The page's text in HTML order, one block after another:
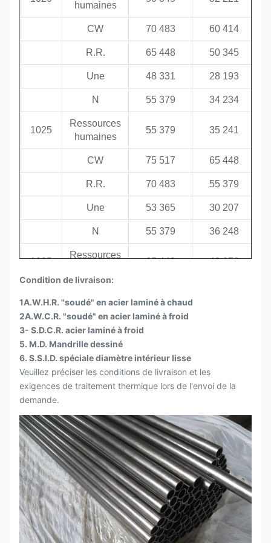
0.28
032 à
0.38
0.60 à 0.90 0.040
0.43 à
0.50
0.60 à 0.90 0.040
4130
0.33
0.40 à 0.60 0.040
0.38 à
0.43
0.75 à 1.00 0.040
humaines
CW 70 483 60 414
R.R. 65 448 50 345
Une 48 331 28 193
N 55 379 34 234
1025
Ressources
humaines
55 379 35 241
CW 75 517 65 448
R.R. 70 483 55 379
Une 53 365 30 207
N 55 379 36 248
1035
Ressources
65 448 40 276
CW
autres
R.R.
Une 60 414
N 65 448 40 276
1045
humaines
autres
CW 90 621 80 552
R.R. 80 552 70 483
Une 65 448 35 241
N 75 517 48 331
4130
Ressources
90 621 70 483
Condition de livraison:
1A.W.H.R. "soudé" en acier laminé à chaud
2A.W.C.R. "soudé" en acier laminé à froid
3- S.D.C.R. acier laminé à froid
5. M.D. Mandrille dessiné
6. S.S.I.D. spéciale diamètre intérieur lisse
Veuillez préciser les conditions de livraison et les
exigences de traitement thermique lors de l'envoi de la
demande.